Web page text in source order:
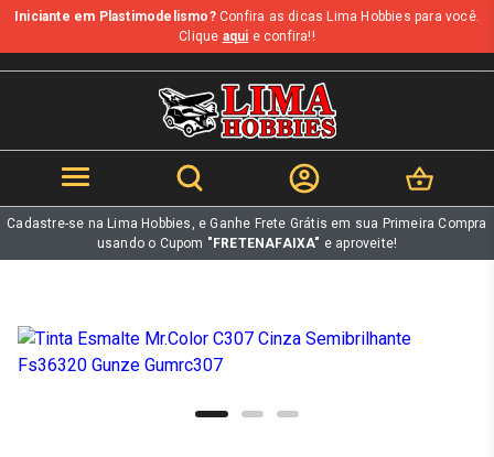
b
Iniciante em Plastimodelismo?Confira as dicas Lima Hobbies para você.
Clique aqui e confira!!
Cadastre-se na Lima Hobbies, e Ganhe Frete Grátis em sua Primeira Compra
usando o Cupom "FRETENAFAIXA" e aproveite!